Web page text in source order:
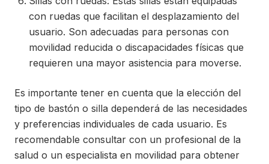
con ruedas que facilitan el desplazamiento del
usuario. Son adecuadas para personas con
movilidad reducida o discapacidades físicas que
requieren una mayor asistencia para moverse.
Es importante tener en cuenta que la elección del
tipo de bastón o silla dependerá de las necesidades
y preferencias individuales de cada usuario. Es
recomendable consultar con un profesional de la
salud o un especialista en movilidad para obtener